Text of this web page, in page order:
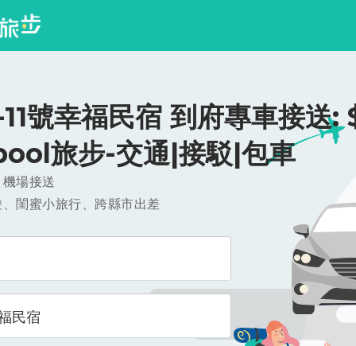
號幸福民宿 到府專車接送:
旅步-交通|接駁|包車
場接送
閨蜜小旅行、跨縣市出差
民宿